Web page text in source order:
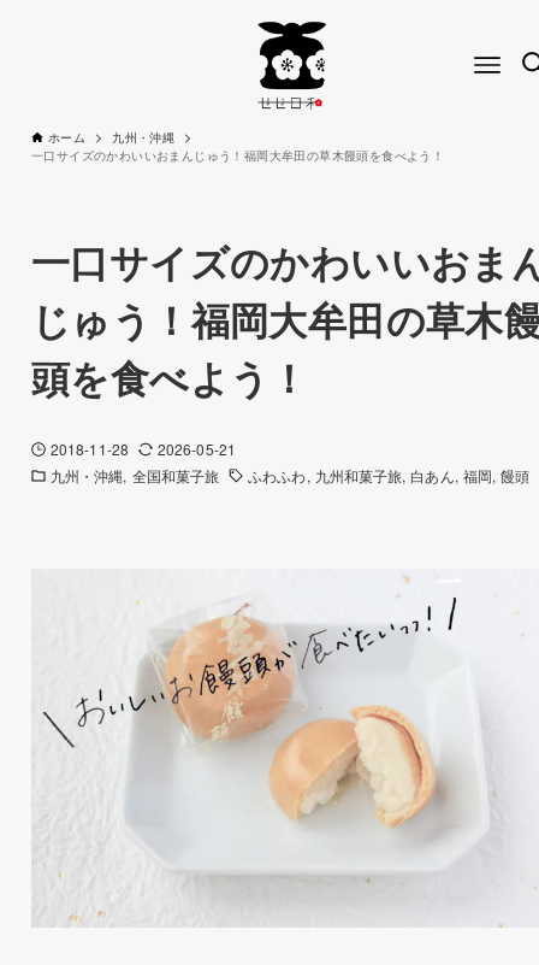
ホーム
九州・沖縄
一口サイズのかわいいおまんじゅう！福岡大牟田の草木饅頭を食べよう！
一口サイズのかわいいおま
じゅう！福岡大牟田の草木
頭を食べよう！
2018-11-28
2026-05-21
九州・沖縄 全国和菓子旅 ふわふわ 九州和菓子旅 白あん 福岡 饅頭